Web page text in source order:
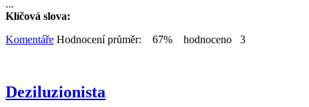
...
Klíčová slova:
Komentáře Hodnocení průměr: 67% hodnoceno 3
Deziluzionista